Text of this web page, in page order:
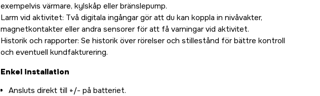
exempelvis värmare, kylskåp eller bränslepump.
Larm vid aktivitet: Två digitala ingångar gör att du kan koppla in nivåvakter,
magnetkontakter eller andra sensorer för att få varningar vid aktivitet.
Historik och rapporter: Se historik över rörelser och stillestånd för bättre kontroll
och eventuell kundfakturering.
Enkel installation
Ansluts direkt till +/- på batteriet.